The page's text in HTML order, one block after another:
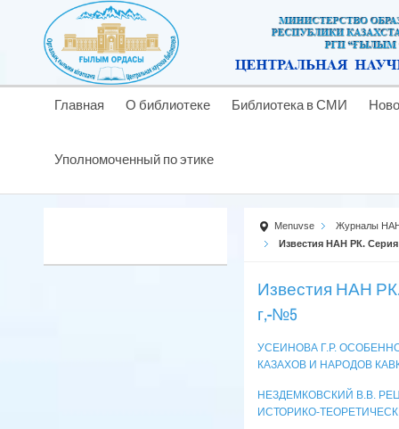
Главная О библиотеке Библиотека в СМИ
Уполномоченный по этике
Menuvse
Журналы
Известия НАН РК.
Известия НАН
г,-№5
УСЕИНОВА Г.Р.
КАЗАХОВ И НАРОДОВ
НЕЗДЕМКОВСКИЙ В.В.
ИСТОРИКО-